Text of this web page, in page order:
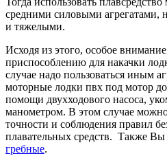
средними силовыми агрегатами,
и тяжелыми.
Исходя из этого, особое
приспособлению для накачки
случае надо пользоваться иным
моторные лодки пвх под мотор
помощи двухходового насоса,
манометром. В этом случае
точности и соблюдения правил
плавательных средств. Также Вы
гребные.